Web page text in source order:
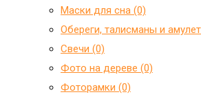
Маски для сна (0)
Обереги, талисманы и
Свечи (0)
Фото на дереве (0)
Фоторамки (0)